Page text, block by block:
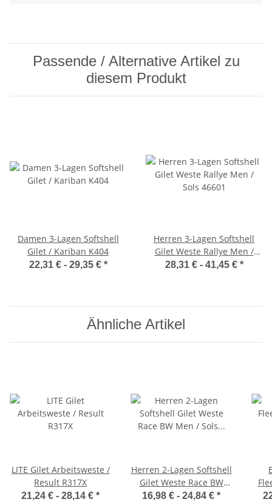
Passende / Alternative Artikel zu
diesem Produkt
Damen 3-Lagen Softshell
Gilet / Kariban K404
22,31 € - 29,35 € *
Herren 3-Lagen Softshell
Gilet Weste Rallye Men /
Sol's 46601
28,31 € - 41,45 € *
Ähnliche Artikel
LITE Gilet Arbeitsweste /
Result R317X
21,24 € - 28,14 € *
Herren 2-Lagen Softshell
Gilet Weste Race BW
Men / Sol's 02887
16,98 € - 24,84 € *